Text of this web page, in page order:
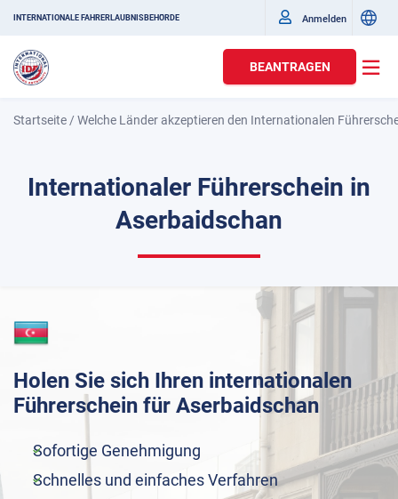
INTERNATIONALE FAHRERLAUBNISBEHÖRDE Anmelden
BEANTRAGEN
Startseite /Welche Länder akzeptieren den Internationalen
Internationaler Führerschein in
Aserbaidschan
Holen Sie sich Ihren internationalen
Führerschein für Aserbaidschan
Sofortige Genehmigung
Schnelles und einfaches Verfahren